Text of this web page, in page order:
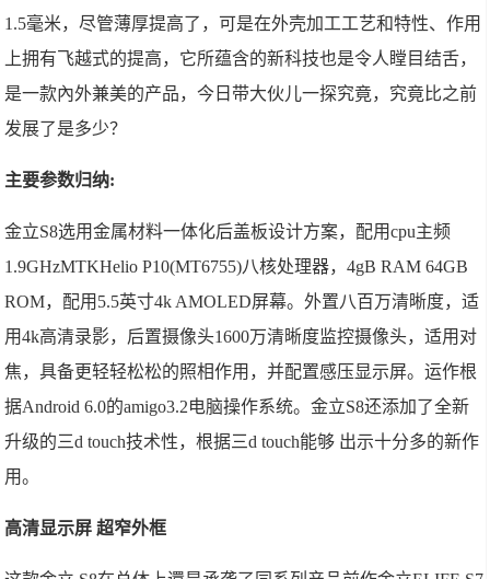
1.5毫米，尽管薄厚提高了，可是在外壳加工工艺和特性、作用
上拥有飞越式的提高，它所蕴含的新科技也是令人瞠目结舌，
是一款內外兼美的产品，今日带大伙儿一探究竟，究竟比之前
发展了是多少？
主要参数归纳:
金立S8选用金属材料一体化后盖板设计方案，配用cpu主频
1.9GHzMTKHelio P10(MT6755)八核处理器，4gB RAM 64GB
ROM，配用5.5英寸4k AMOLED屏幕。外置八百万清晰度，适
用4k高清录影，后置摄像头1600万清晰度监控摄像头，适用对
焦，具备更轻轻松松的照相作用，并配置感压显示屏。运作根
据Android 6.0的amigo3.2电脑操作系统。金立S8还添加了全新
升级的三d touch技术性，根据三d touch能够 出示十分多的新作
用。
高清显示屏 超窄外框